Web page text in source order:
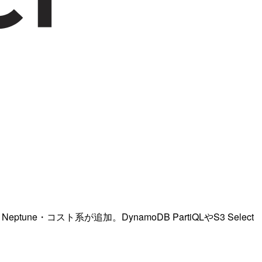
・コスト系が追加。DynamoDB PartiQLやS3 Select